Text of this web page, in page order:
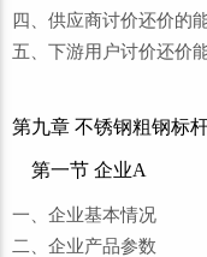
四、供应商讨价还价的
五、下游用户讨价还价
第九章 不锈钢粗钢标
第一节 企业A
一、企业基本情况
二、企业产品参数